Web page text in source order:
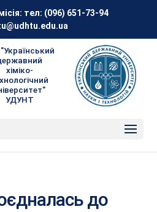
тел: (096) 651-73-94
хіміко-
УДУНТ
до